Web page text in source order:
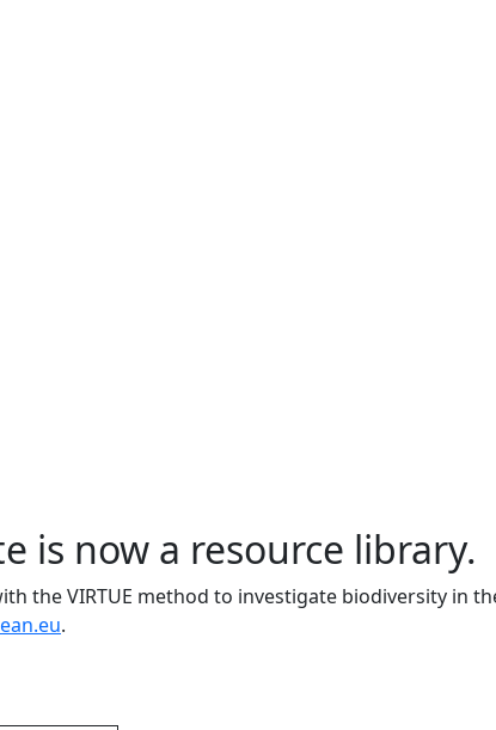
is now a resource library.
the VIRTUE method to investigate biodiversity in
.